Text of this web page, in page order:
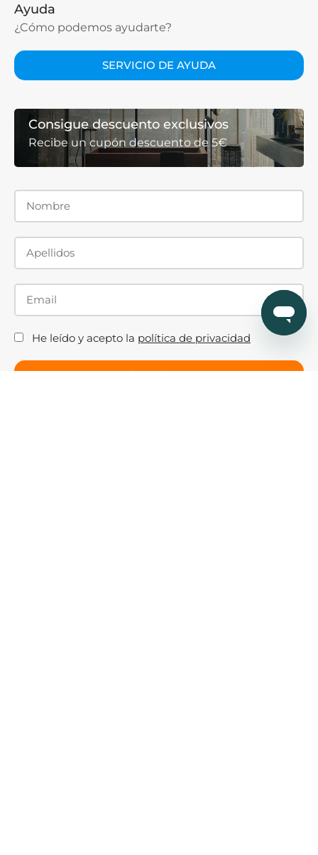
Ayuda
¿Cómo podemos ayudarte?
SERVICIO DE AYUDA
Consigue descuento exclusivos
Recibe un cupón descuento de 5€
He leído y acepto la política de privacidad